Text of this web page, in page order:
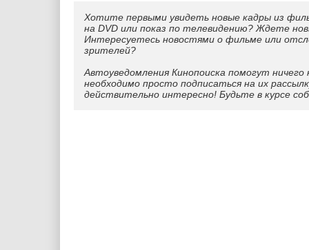
Хотите первыми увидеть новые кадры из
на DVD или показ по телевидению? Ждете
Интересуетесь новостями о фильме или
зрителей?
Автоуведомления Кинопоиска помогут
необходимо просто подписаться на их
действительно интересно! Будьте в курсе